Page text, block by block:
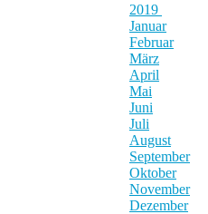
2019
Januar
Februar
März
April
Mai
Juni
Juli
August
September
Oktober
November
Dezember